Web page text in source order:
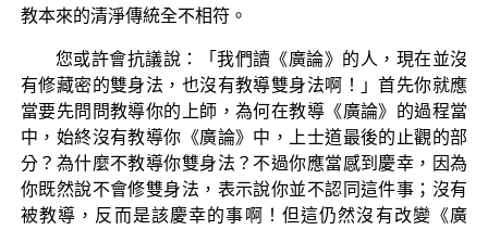
教本來的清淨傳統全不相符。
您或許會抗議說：「我們讀《廣論》的人，現在並沒
有修藏密的雙身法，也沒有教導雙身法啊！」首先你就應
當要先問問教導你的上師，為何在教導《廣論》的過程當
中，始終沒有教導你《廣論》中，上士道最後的止觀的部
分？為什麼不教導你雙身法？不過你應當感到慶幸，因為
你既然說不會修雙身法，表示說你並不認同這件事；沒有
被教導，反而是該慶幸的事啊！但這仍然沒有改變《廣